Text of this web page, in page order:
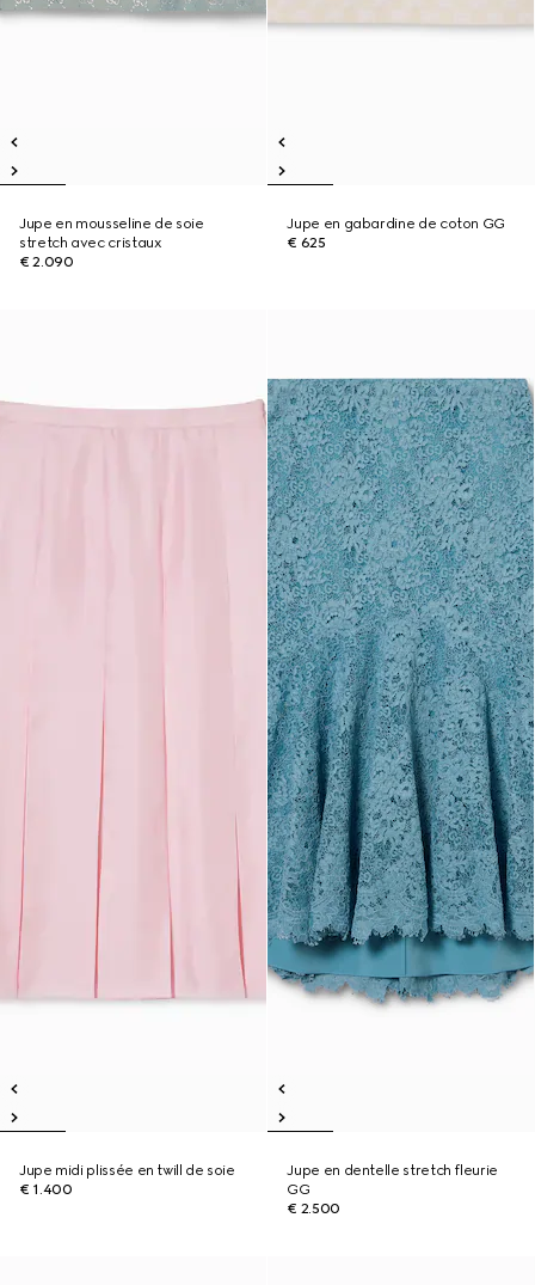
Jupe en mousseline de soie
stretch avec cristaux
€ 2.090
Jupe en gabardine de coton GG
€ 625
Jupe midi plissée en twill de soie
€ 1.400
Jupe en dentelle stretch fleurie
GG
€ 2.500